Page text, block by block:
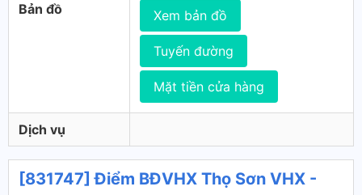
Bản đồ Xem bản đồ
Tuyến đường
Mặt tiền cửa hàng
Dịch vụ
[831747] Điểm BĐVHX Thọ Sơn VHX -